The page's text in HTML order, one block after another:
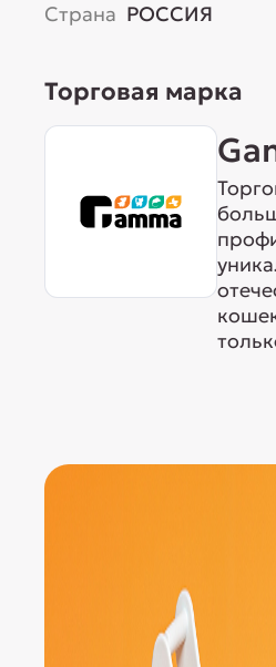
Страна РОССИЯ
Торговая марка